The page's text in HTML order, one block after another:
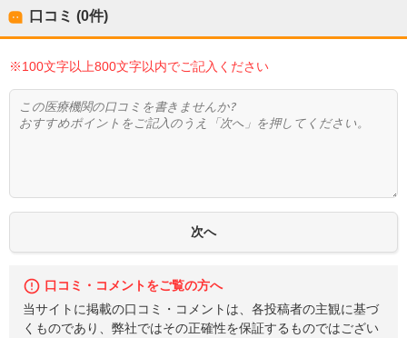
口コミ (0件)
※100文字以上800文字以内でご記入ください
口コミ・コメントをご覧の方へ
当サイトに掲載の口コミ・コメントは、各投稿者の主観に基づ
くものであり、弊社ではその正確性を保証するものではござい